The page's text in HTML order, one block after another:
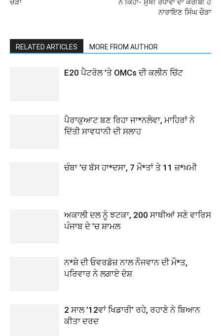
ਚੌੜਾ
ਨੇ ਕਿਹਾ- ਸੁੱਖੀ ਰੰਧਾਵਾ ਦਾ ਕਰੀਬੀ ਹੈ
ਨਾਰਾਇਣ ਸਿੰਘ ਚੌੜਾ
RELATED ARTICLES MORE FROM AUTHOR
E20 ਪੈਟਰੋਲ ’ਤੇ OMCs ਦੀ ਕਲੀਨ ਚਿੱਟ
ਪੈਰਾਕੁਆਟ ਬਣ ਰਿਹਾ ਜਾ*ਨਲੇਵਾ, ਮਾਹਿਰਾਂ ਨੇ
ਦਿੱਤੀ ਸਾਵਧਾਨੀ ਦੀ ਸਲਾਹ
ਚੰਬਾ ’ਚ ਬੱਸ ਹਾ*ਦਸਾ, 7 ਮੌ*ਤਾਂ ਤੇ 11 ਜ਼*ਖ਼ਮੀ
ਅਕਾਲੀ ਦਲ ਨੂੰ ਝਟਕਾ, 200 ਸਾਥੀਆਂ ਸਣੇ ਵਾਰਿਸ
ਪੰਜਾਬ ਦੇ ’ਚ ਸ਼ਾਮਲ
ਨ*ਸ਼ੇ ਦੀ ਓਵਰਡੋਜ਼ ਨਾਲ ਨੌਜਵਾਨ ਦੀ ਮੌ*ਤ,
ਪਰਿਵਾਰ ਨੇ ਲਗਾਏ ਦੋਸ਼
2 ਸਾਲ ’12ਵਾਂ ਖਿਡਾਰੀ’ ਰਹੇ, ਰਹਾਣੇ ਨੇ ਬਿਆਨ
ਕੀਤਾ ਦਰਦ